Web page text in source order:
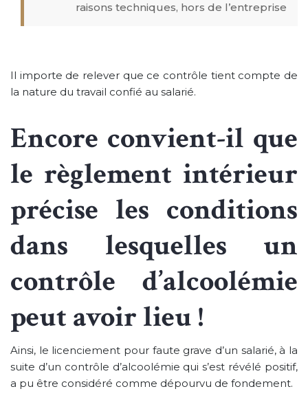
raisons techniques, hors de l’entreprise
Il importe de relever que ce contrôle tient compte de
la nature du travail confié au salarié.
Encore convient-il que
le règlement intérieur
précise les conditions
dans lesquelles un
contrôle d’alcoolémie
peut avoir lieu !
Ainsi, le licenciement pour faute grave d’un salarié, à la
suite d’un contrôle d’alcoolémie qui s’est révélé positif,
a pu être considéré comme dépourvu de fondement.